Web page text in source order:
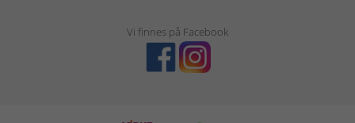
Vi finnes på Facebook